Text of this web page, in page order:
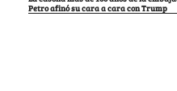
Petro afinó su cara a cara con Trump